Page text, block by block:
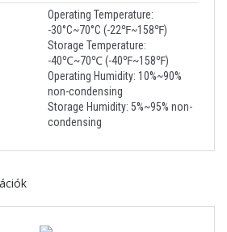
Operating Temperature:
-30°C~70°C (-22℉~158℉)
Storage Temperature:
-40℃~70℃ (-40℉~158℉)
Operating Humidity: 10%~90%
non-condensing
Storage Humidity: 5%~95% non-
condensing